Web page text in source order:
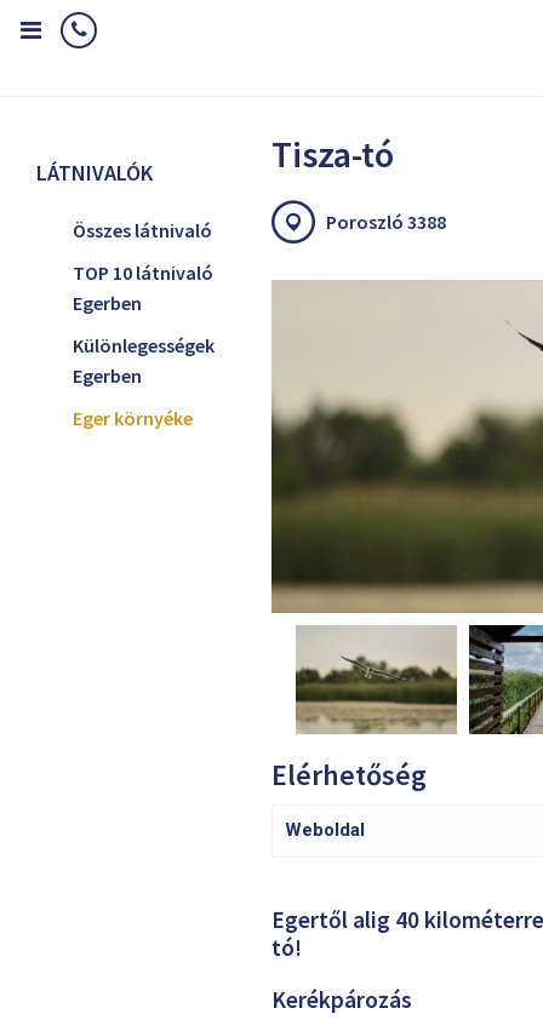
LÁTNIVALÓK
Összes látnivaló
TOP 10 látnivaló
Egerben
Különlegességek
Egerben
Eger környéke
Tisza-tó
Poroszló 3388
Elérhetőség
Weboldal
Egertől alig 40
tó!
Kerékpározás